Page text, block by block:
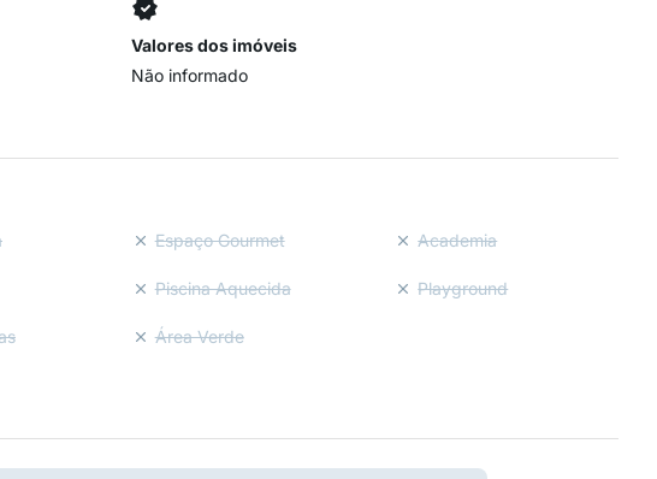
Valores dos imóveis
Não informado
Espaço Gourmet Academia
Piscina Aquecida Playground
Área Verde